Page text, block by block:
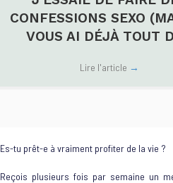
CONFESSIONS SEXO
VOUS AI DÉJÀ TOUT
Lire l'article →
Es-tu prêt-e à vraiment profiter de la vie ?
Reçois plusieurs fois par semaine un